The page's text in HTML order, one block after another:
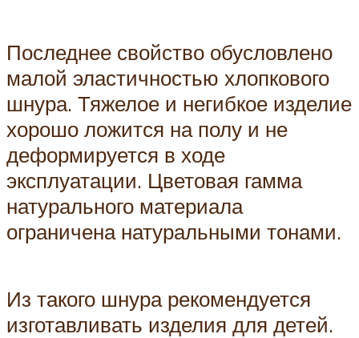
Последнее свойство обусловлено
малой эластичностью хлопкового
шнура. Тяжелое и негибкое изделие
хорошо ложится на полу и не
деформируется в ходе
эксплуатации. Цветовая гамма
натурального материала
ограничена натуральными тонами.
Из такого шнура рекомендуется
изготавливать изделия для детей.